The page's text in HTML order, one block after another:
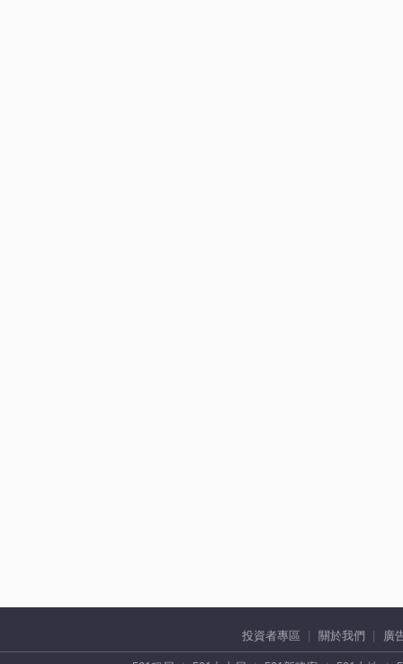
投資者專區 關於我們 廣